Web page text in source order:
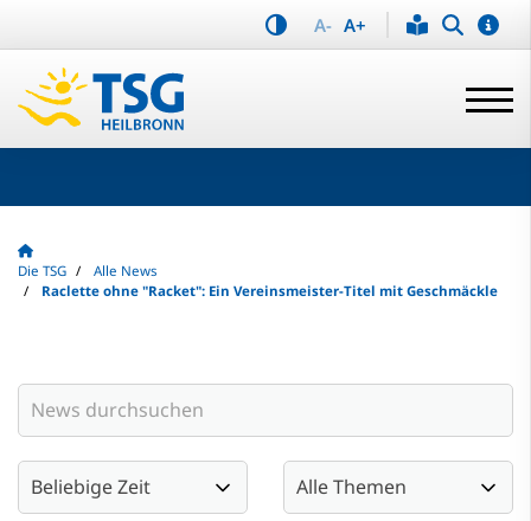
A- A+
Die TSG
Alle News
Raclette ohne "Racket": Ein Vereinsmeister-Titel mit Geschmäckle